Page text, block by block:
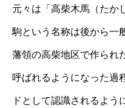
元々は「高柴木馬（たか
駒という名称は後から一
藩領の高柴地区で作られ
呼ばれるようになった過
ドとして認識されるよう